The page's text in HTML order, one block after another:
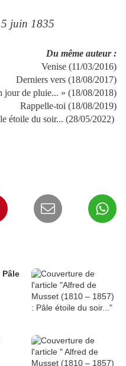
juin 1835
Du même auteur :
Venise (11/03/2016)
Derniers vers (18/08/2017)
jour de pluie... » (18/08/2018)
Rappelle-toi (18/08/2019)
étoile du soir... (28/05/2022)
Pâle